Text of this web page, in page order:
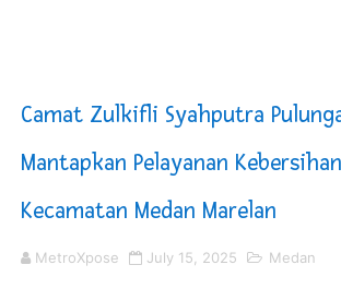
Saadiah Uluputty Buka Pekan
4 Dokter Asal Nias Barat Lulus PPDS
OKU Timur Jalin Komunikasi ke
DPRD Kota Bekasi Minta
Camat Zulkifli Syahputra
Mantapkan Pelayanan
Kecamatan Medan Marelan
MetroXpose July 15, 2025 Medan